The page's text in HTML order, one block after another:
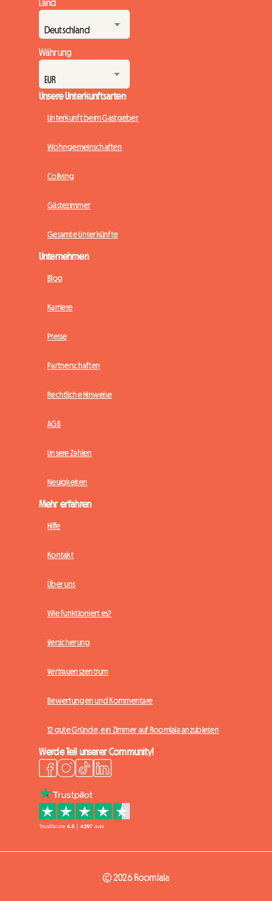
Land
Währung
Unsere Unterkunftsarten
Unterkunft beim Gastgeber
Wohngemeinschaften
Coliving
Gästezimmer
Gesamte Unterkünfte
Unternehmen
Blog
Karriere
Presse
Partnerschaften
Rechtliche Hinweise
AGB
Unsere Zahlen
Neuigkeiten
Mehr erfahren
Hilfe
Kontakt
Über uns
Wie funktioniert es?
Versicherung
Vertrauenszentrum
Bewertungen und Kommentare
12 gute Gründe, ein Zimmer auf Roomlala anzubieten
Werde Teil unserer Community!
© 2026 Roomlala